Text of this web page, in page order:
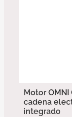
Motor OMNI OMS24E
cadena
integrado